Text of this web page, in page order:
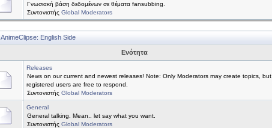
Γνωσιακή βάση δεδομένων σε θέματα fansubbing.
Συντονιστής Global Moderators
AnimeClipse: English Side
Ενότητα
Releases
News on our current and newest releases! Note: Only Moderators may create topics, but
registered users are free to respond.
Συντονιστής Global Moderators
General
General talking. Mean.. let say what you want.
Συντονιστής Global Moderators